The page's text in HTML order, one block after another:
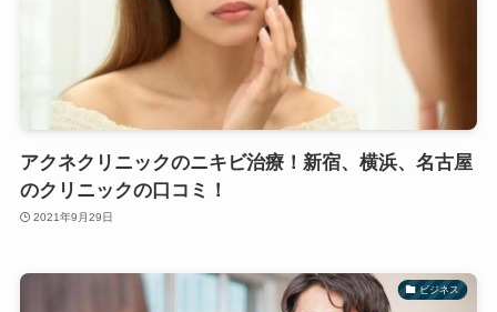
アクネクリニックのニキビ治療！新宿、横浜、名古屋
のクリニックの口コミ！
2021年9月29日
ビジネス